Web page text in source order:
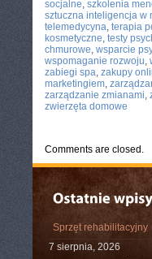
socjalne, szkolenia
sztuczna inteligencja w
telemedycyna, terapia
kosmetyczne, testy
chmurowe, wsparcie
wspomaganie rozwoju,
zabiegi spa, zakupy
marketingiem,
zarządzanie zmianami,
zwierzęta domowe
Comments are closed.
Sprzęt rehabilitacyjny
7 sierpnia, 2026